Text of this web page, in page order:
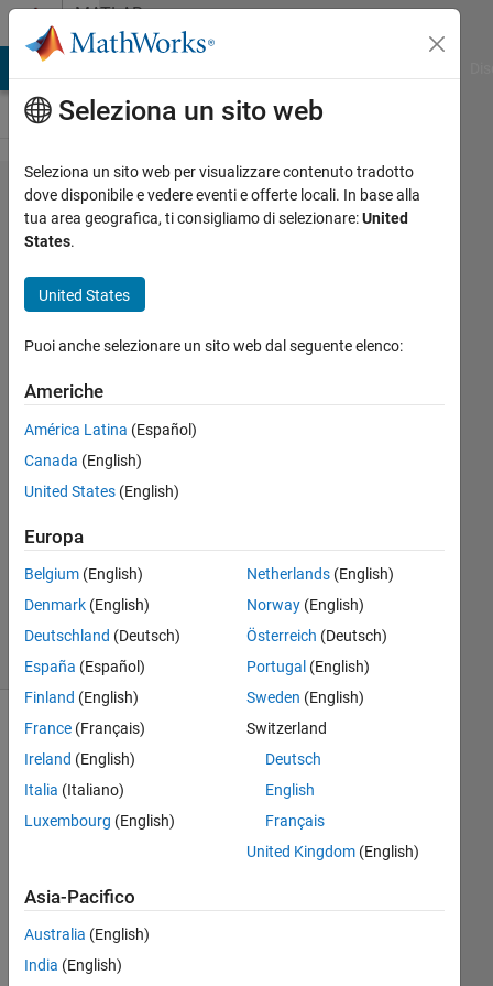
Vai al contenutoMATLAB
Answers
imerode/imdilate
use convolution?
Paul
Safier
15 Gen
1
Risposta
accettata
Aggiornato
2025
4
Visualizzazioni
(30 giorni)
Do
ime
rod
e
Seleziona un sito web
Seleziona un sito web per visualizzare contenuto tradotto
dove disponibile e vedere eventi e offerte locali. In base alla
tua area geografica, ti consigliamo di selezionare:United
States.
United States
Puoi anche selezionare un sito web dal seguente elenco:
Americhe
América Latina (Español)
Canada (English)
United States (English)
Europa
Belgium (English)
Denmark (English)
Deutschland (Deutsch)
España (Español)
Finland (English)
France (Français)
Ireland (English)
Italia (Italiano)
Luxembourg (English)
Netherlands(English)
Norway(English)
Österreich (Deutsch)
Portugal (English)
Sweden (English)
Switzerland
Deutsch
English
Français
United Kingdom(English)
Asia-Pacifico
Australia (English)
India (English)